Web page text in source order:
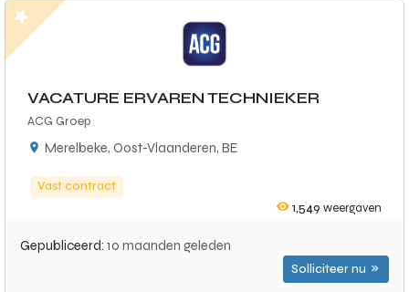
VACATURE ERVAREN TECHNIEKER
ACG Groep
Merelbeke, Oost-Vlaanderen, BE
Vast contract
1,549 weergaven
Gepubliceerd: 10 maanden geleden
Solliciteer nu